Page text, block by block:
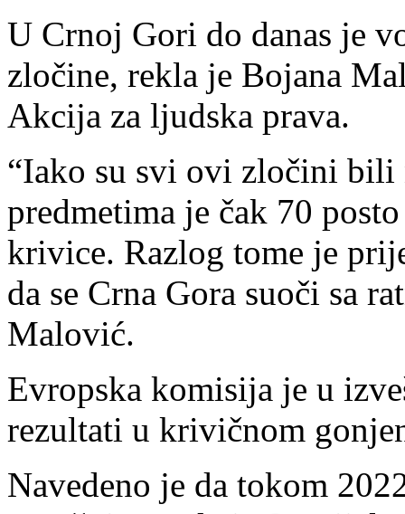
U Crnoj Gori do danas je
zločine, rekla je Bojana
Akcija za ljudska prava.
“Iako su svi ovi zločini bili
predmetima je čak 70
krivice. Razlog tome je
da se Crna Gora suoči sa
Malović.
Evropska komisija je u
rezultati u krivičnom
Navedeno je da tokom